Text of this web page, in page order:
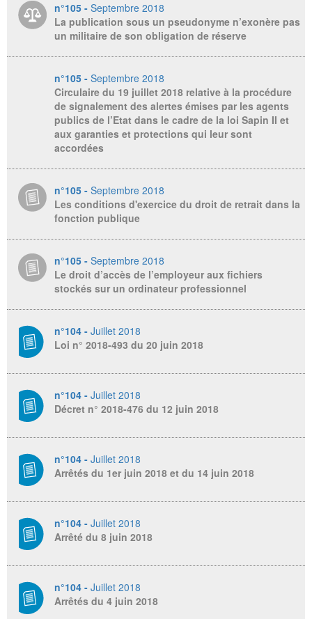
n°105 - Septembre 2018
La publication sous un pseudonyme n’exonère pas
un militaire de son obligation de réserve
n°105 - Septembre 2018
Circulaire du 19 juillet 2018 relative à la procédure
de signalement des alertes émises par les agents
publics de l’Etat dans le cadre de la loi Sapin II et
aux garanties et protections qui leur sont
accordées
n°105 - Septembre 2018
Les conditions d'exercice du droit de retrait dans la
fonction publique
n°105 - Septembre 2018
Le droit d’accès de l’employeur aux fichiers
stockés sur un ordinateur professionnel
n°104 - Juillet 2018
Loi n° 2018-493 du 20 juin 2018
n°104 - Juillet 2018
Décret n° 2018-476 du 12 juin 2018
n°104 - Juillet 2018
Arrêtés du 1er juin 2018 et du 14 juin 2018
n°104 - Juillet 2018
Arrêté du 8 juin 2018
n°104 - Juillet 2018
Arrêtés du 4 juin 2018